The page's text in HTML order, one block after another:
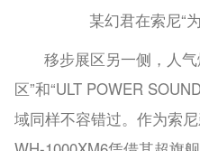
某幻君在索尼“
移步展区另一侧，人
区”和“ULT POWER
域同样不容错过。作为索